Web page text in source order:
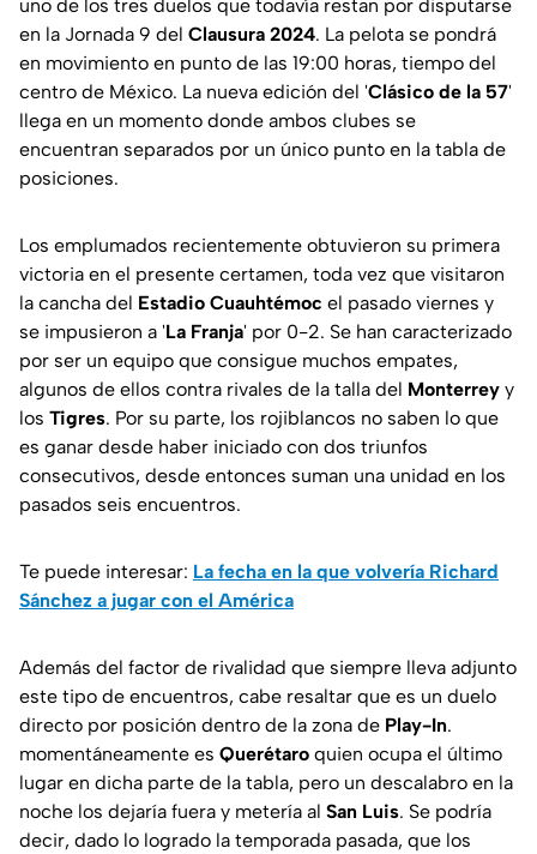
uno de los tres duelos que todavía restan por disputarse
en la Jornada 9 del Clausura 2024. La pelota se pondrá
en movimiento en punto de las 19:00 horas, tiempo del
centro de México. La nueva edición del 'Clásico de la 57'
llega en un momento donde ambos clubes se
encuentran separados por un único punto en la tabla de
posiciones.
Los emplumados recientemente obtuvieron su primera
victoria en el presente certamen, toda vez que visitaron
la cancha del Estadio Cuauhtémoc el pasado viernes y
se impusieron a 'La Franja' por 0-2. Se han caracterizado
por ser un equipo que consigue muchos empates,
algunos de ellos contra rivales de la talla del Monterrey y
los Tigres. Por su parte, los rojiblancos no saben lo que
es ganar desde haber iniciado con dos triunfos
consecutivos, desde entonces suman una unidad en los
pasados seis encuentros.
Te puede interesar: La fecha en la que volvería Richard
Sánchez a jugar con el América
Además del factor de rivalidad que siempre lleva adjunto
este tipo de encuentros, cabe resaltar que es un duelo
directo por posición dentro de la zona de Play-In.
momentáneamente es Querétaro quien ocupa el último
lugar en dicha parte de la tabla, pero un descalabro en la
noche los dejaría fuera y metería al San Luis. Se podría
decir, dado lo logrado la temporada pasada, que los